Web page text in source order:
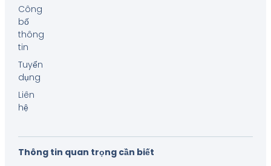
Công
bố
thông
tin
Tuyển
dụng
Liên
hệ
Thông tin quan trọng cần biết